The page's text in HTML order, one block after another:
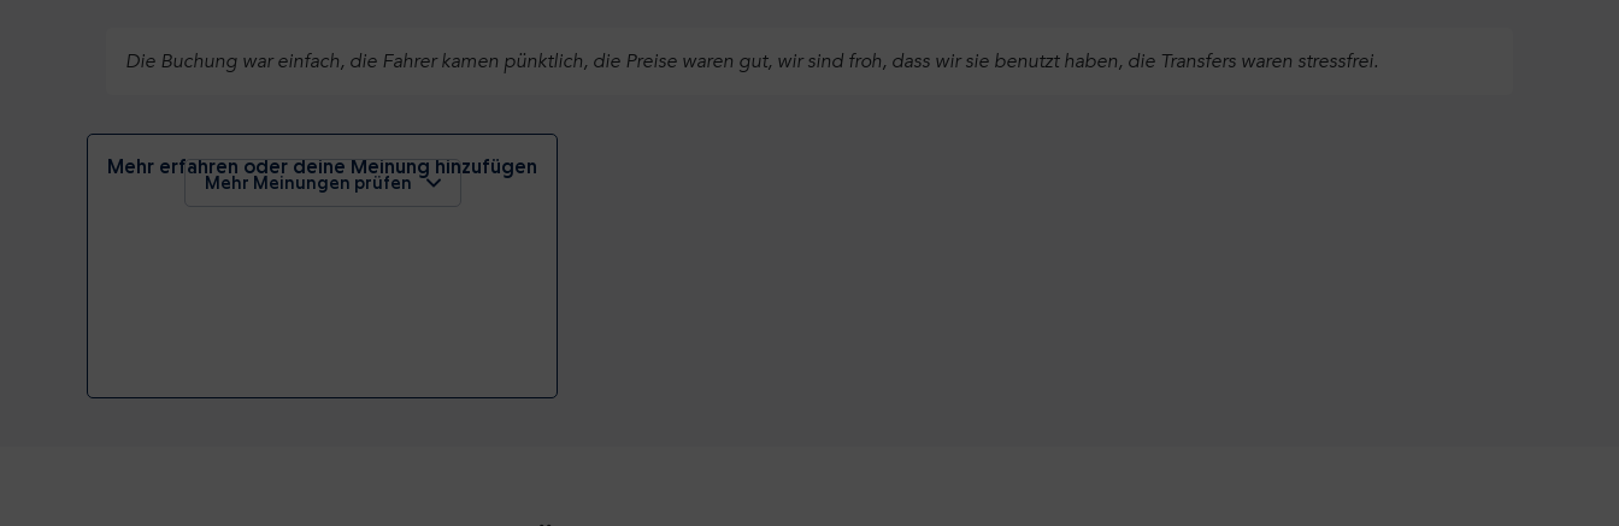
Die Buchung war einfach, die Fahrer kamen pünktlich, die Preise waren gut, wir sind froh, dass wir sie benutzt haben, die Transfers waren stressfrei.
Mehr erfahren oder deine Meinung hinzufügen
Mehr Meinungen prüfen